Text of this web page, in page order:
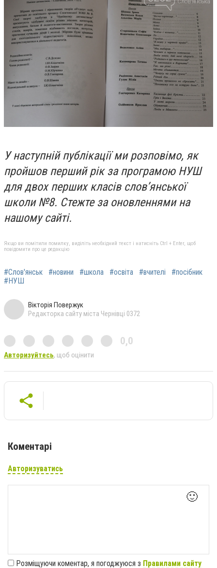
У наступній публікації ми розповімо, як
пройшов перший рік за програмою НУШ
для двох перших класів слов’янської
школи №8. Стежте за оновленнями на
нашому сайті.
Якщо ви помітили помилку, виділіть необхідний текст і натисніть Ctrl + Enter, щоб
повідомити про це редакцію
#Слов'янськ #новини #школа #освіта #вчителі
#посібник
#НУШ
Вікторія Повержук
Редакторка сайту міста Чернівці 0372
0,0
Авторизуйтесь, щоб оцінити
Коментарі
Авторизуватись
🙂
Розміщуючи коментар, я погоджуюся з Правилами сайту